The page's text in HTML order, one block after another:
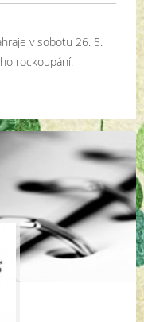
v sobotu 26. 5.
rockoupání.